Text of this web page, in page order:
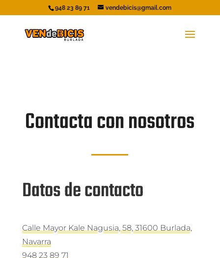
948 23 89 71 vendebicis@gmail.com
Contacta con nosotros
Datos de contacto
Calle Mayor Kale Nagusia, 58, 31600 Burlada,
Navarra
948 23 89 71